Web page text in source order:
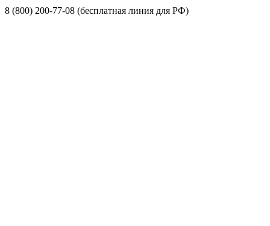
8 (800) 200-77-08 (бесплатная линия для РФ)